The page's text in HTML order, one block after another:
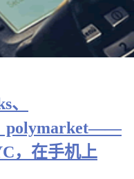
、
polymarket——
，在手机上